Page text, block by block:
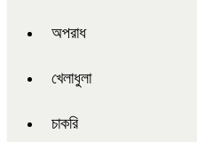
অপরাধ
খেলাধুলা
চাকরি